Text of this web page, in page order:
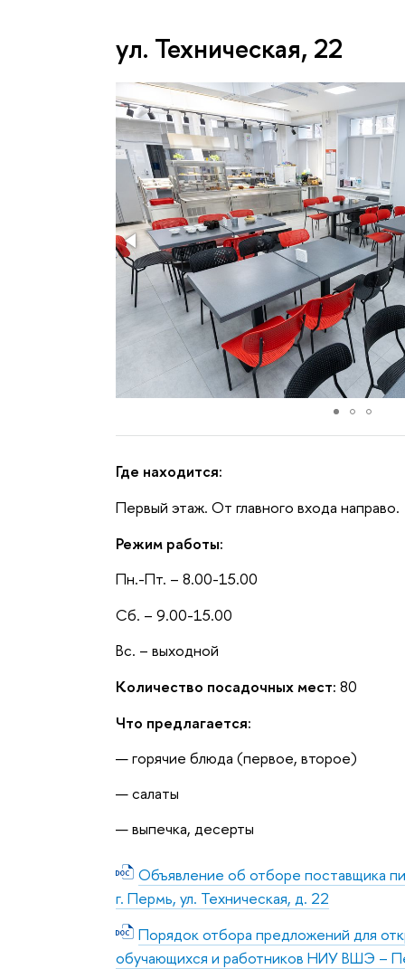
ул. Техническая, 22
Где находится:
Первый этаж. От главного входа направо.
Режим работы:
Пн.-Пт. – 8.00-15.00
Сб. – 9.00-15.00
Вс. – выходной
Количество посадочных мест: 80
Что предлагается:
горячие блюда (первое, второе)
салаты
выпечка, десерты
Объявление об отборе поставщика
г. Пермь, ул. Техническая, д. 22
Порядок отбора предложений для
обучающихся и работников НИУ ВШЭ –